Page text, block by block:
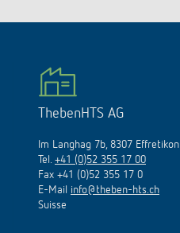
ThebenHTS AG
Im Langhag 7b, 8307 Effretikon
Tel. +41 (0)52 355 17 00
Fax +41 (0)52 355 17 0
E-Mail info@theben-hts.ch
Suisse